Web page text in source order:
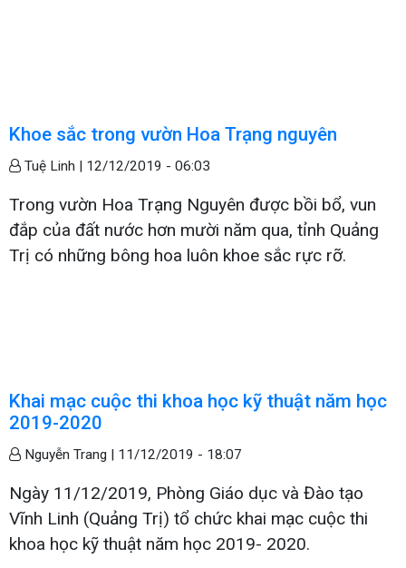
Khoe sắc trong vườn Hoa Trạng nguyên
Tuệ Linh | 12/12/2019 - 06:03
Trong vườn Hoa Trạng Nguyên được bồi bổ, vun
đắp của đất nước hơn mười năm qua, tỉnh Quảng
Trị có những bông hoa luôn khoe sắc rực rỡ.
Khai mạc cuộc thi khoa học kỹ thuật năm học
2019-2020
Nguyễn Trang | 11/12/2019 - 18:07
Ngày 11/12/2019, Phòng Giáo dục và Đào tạo
Vĩnh Linh (Quảng Trị) tổ chức khai mạc cuộc thi
khoa học kỹ thuật năm học 2019- 2020.